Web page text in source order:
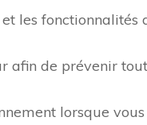
les
afin de prévenir
lorsque